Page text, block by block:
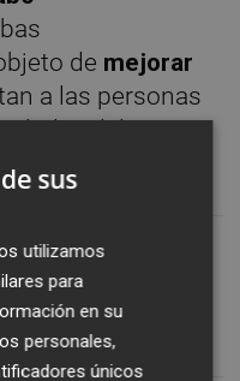
de mejorar
a las personas
del
PALMA
sus
utilizamos
para
en su
personales,
únicos